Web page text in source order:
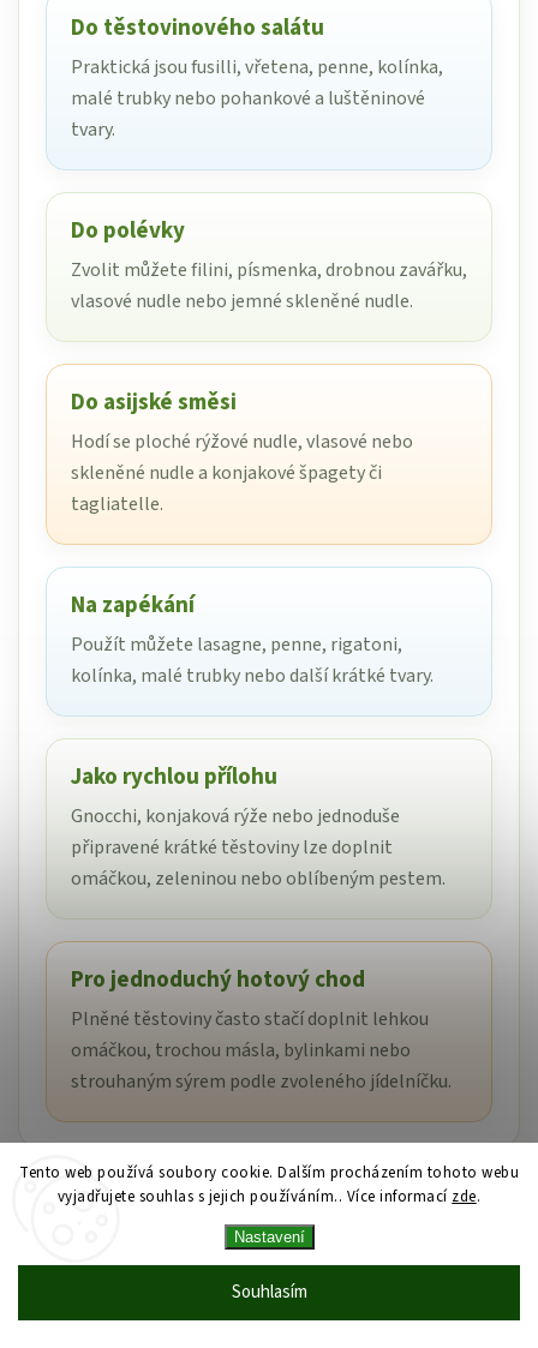
Tento web používá soubory cookie. Dalším procházením tohoto webu
vyjadřujete souhlas s jejich používáním.. Více informací zde.
Nastavení
Souhlasím
Do těstovinového salátu
Praktická jsou fusilli, vřetena, penne, kolínka,
malé trubky nebo pohankové a luštěninové
tvary.
Do polévky
Zvolit můžete filini, písmenka, drobnou zavářku,
vlasové nudle nebo jemné skleněné nudle.
Do asijské směsi
Hodí se ploché rýžové nudle, vlasové nebo
skleněné nudle a konjakové špagety či
tagliatelle.
Na zapékání
Použít můžete lasagne, penne, rigatoni,
kolínka, malé trubky nebo další krátké tvary.
Jako rychlou přílohu
Gnocchi, konjaková rýže nebo jednoduše
připravené krátké těstoviny lze doplnit
omáčkou, zeleninou nebo oblíbeným pestem.
Pro jednoduchý hotový chod
Plněné těstoviny často stačí doplnit lehkou
omáčkou, trochou másla, bylinkami nebo
strouhaným sýrem podle zvoleného jídelníčku.
Bez lepku neznamená automaticky
bez dalších alergenů
Všechny produkty v této kategorii jsou zařazené jako